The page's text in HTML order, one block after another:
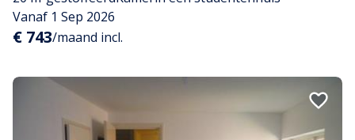
Vanaf 1 Sep 2026
€ 743/maand incl.